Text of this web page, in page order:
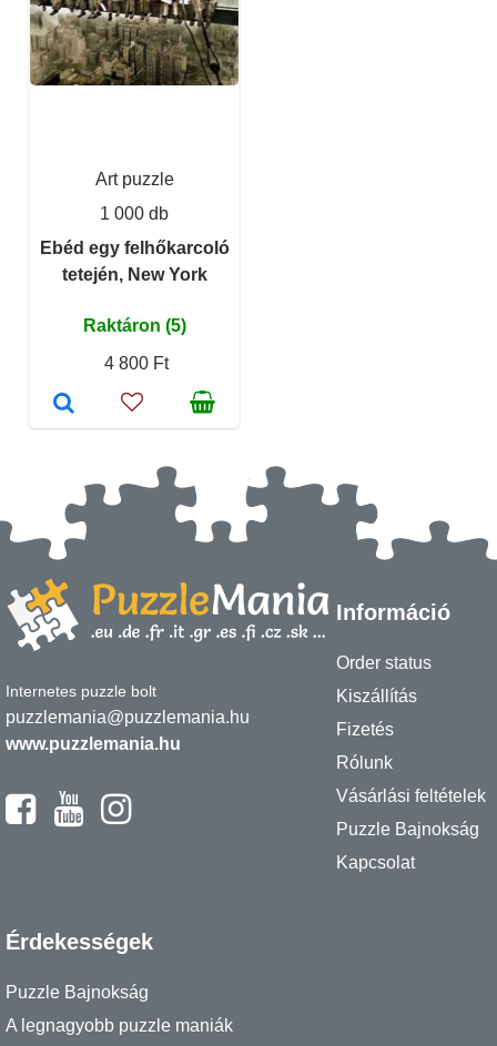
Art puzzle
1 000 db
Ebéd egy felhőkarcoló
tetején, New York
Raktáron (5)
4 800 Ft
Internetes puzzle bolt
puzzlemania@puzzlemania.hu
www.puzzlemania.hu
Információ
Order status
Kiszállítás
Fizetés
Rólunk
Vásárlási feltételek
Puzzle Bajnokság
Kapcsolat
Érdekességek
Puzzle Bajnokság
A legnagyobb puzzle maniák